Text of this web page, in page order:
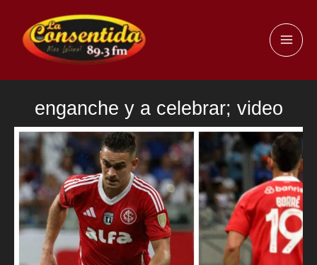
contenido
enganche y a celebrar; video